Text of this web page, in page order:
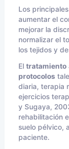
Los principales
aumentar el
mejorar la
normalizar el
los tejidos y
El tratamiento
protocolos
diaria, terapia
ejercicios
y Sugaya,
rehabilitación
suelo pélvico,
paciente.